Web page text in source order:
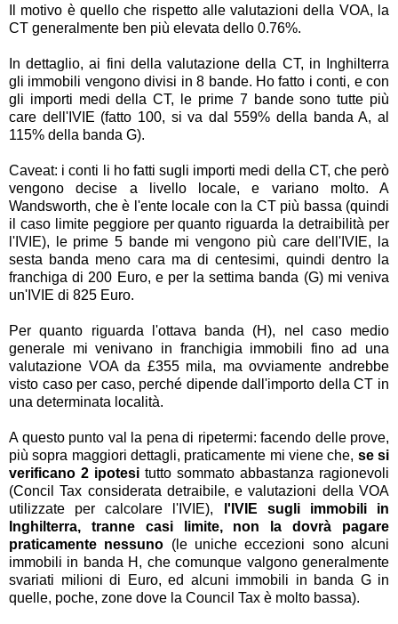
Il motivo è quello che rispetto alle valutazioni della VOA, la
CT generalmente ben più elevata dello 0.76%.
In dettaglio, ai fini della valutazione della CT, in Inghilterra
gli immobili vengono divisi in 8 bande. Ho fatto i conti, e con
gli importi medi della CT, le prime 7 bande sono tutte più
care dell'IVIE (fatto 100, si va dal 559% della banda A, al
115% della banda G).
Caveat: i conti li ho fatti sugli importi medi della CT, che però
vengono decise a livello locale, e variano molto. A
Wandsworth, che è l'ente locale con la CT più bassa (quindi
il caso limite peggiore per quanto riguarda la detraibilità per
l'IVIE), le prime 5 bande mi vengono più care dell'IVIE, la
sesta banda meno cara ma di centesimi, quindi dentro la
franchiga di 200 Euro, e per la settima banda (G) mi veniva
un'IVIE di 825 Euro.
Per quanto riguarda l'ottava banda (H), nel caso medio
generale mi venivano in franchigia immobili fino ad una
valutazione VOA da £355 mila, ma ovviamente andrebbe
visto caso per caso, perché dipende dall'importo della CT in
una determinata località.
A questo punto val la pena di ripetermi: facendo delle prove,
più sopra maggiori dettagli, praticamente mi viene che, se si
verificano 2 ipotesi tutto sommato abbastanza ragionevoli
(Concil Tax considerata detraibile, e valutazioni della VOA
utilizzate per calcolare l'IVIE),
l'IVIE sugli immobili in
Inghilterra, tranne casi limite, non la dovrà pagare
praticamente nessuno (le uniche eccezioni sono alcuni
immobili in banda H, che comunque valgono generalmente
svariati milioni di Euro, ed alcuni immobili in banda G in
quelle, poche, zone dove la Council Tax è molto bassa).